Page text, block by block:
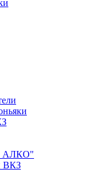
АЛКО"
ВКЗ